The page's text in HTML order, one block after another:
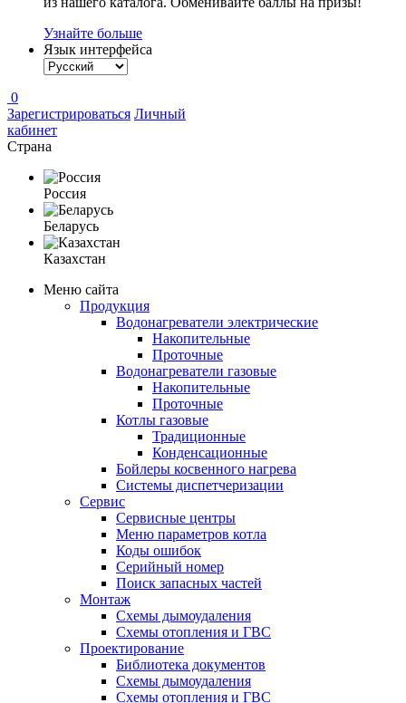
Узнайте больше
Язык интерфейса
0
Зарегистрироваться Личный
кабинет
Страна
Россия
Беларусь
Казахстан
Меню сайта
Продукция
Водонагреватели электрические
Накопительные
Проточные
Водонагреватели газовые
Накопительные
Проточные
Котлы газовые
Традиционные
Конденсационные
Бойлеры косвенного нагрева
Системы диспетчеризации
Сервис
Сервисные центры
Меню параметров котла
Коды ошибок
Серийный номер
Поиск запасных частей
Монтаж
Схемы дымоудаления
Схемы отопления и ГВС
Проектирование
Библиотека документов
Схемы дымоудаления
Схемы отопления и ГВС